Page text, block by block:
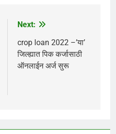
Next:
crop loan 2022 –’या’
जिल्ह्यात पिक कर्जासाठी
ऑनलाईन अर्ज सुरू